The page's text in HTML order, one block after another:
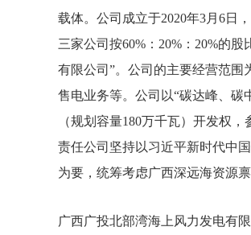
载体。公司成立于2020年3月6日
三家公司按60%：20%：20%的
有限公司”。公司的主要经营范围
售电业务等。公司以“碳达峰、碳
（规划容量180万千瓦）开发权
责任公司坚持以习近平新时代中
为要，统筹考虑广西深远海资源
广西广投北部湾海上风力发电有